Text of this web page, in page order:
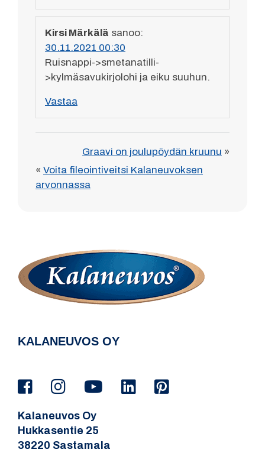
Kirsi Märkälä sanoo:
30.11.2021 00:30
Ruisnappi->smetanatilli-
>kylmäsavukirjolohi ja eiku suuhun.
Vastaa
Graavi on joulupöydän kruunu »
« Voita fileointiveitsi Kalaneuvoksen
arvonnassa
KALANEUVOS OY
Kalaneuvos Oy
Hukkasentie 25
38220 Sastamala